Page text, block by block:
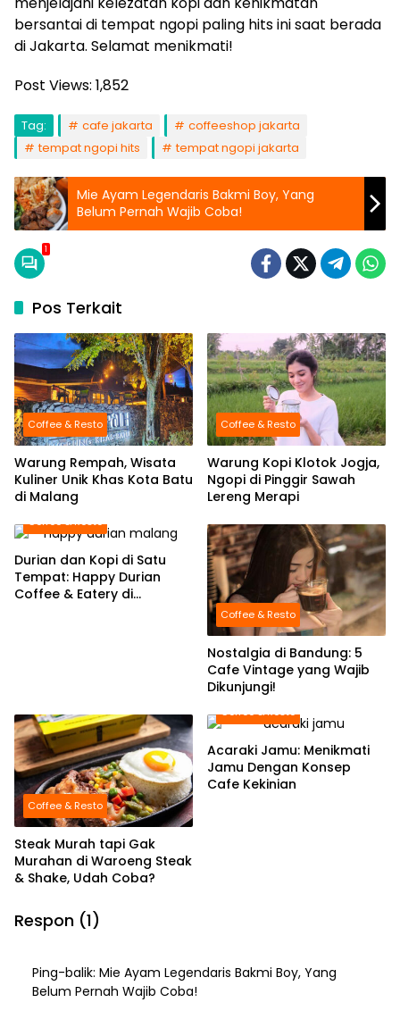
bersantai di tempat ngopi paling hits ini saat berada
di Jakarta. Selamat menikmati!
Post Views: 1,852
Tag: cafe jakarta
coffeeshop jakarta
tempat ngopi hits
tempat ngopi jakarta
Mie Ayam Legendaris Bakmi Boy, Yang
Belum Pernah Wajib Coba!
1
Pos Terkait
Coffee & Resto
Warung Rempah, Wisata
Kuliner Unik Khas Kota Batu
di Malang
Coffee & Resto
Warung Kopi Klotok Jogja,
Ngopi di Pinggir Sawah
Lereng Merapi
Coffee & Resto
Durian dan Kopi di Satu
Tempat: Happy Durian
Coffee & Eatery di
Coffee & Resto
Nostalgia di Bandung: 5
Cafe Vintage yang Wajib
Dikunjungi!
Coffee & Resto
Steak Murah tapi Gak
Murahan di Waroeng Steak
& Shake, Udah Coba?
Coffee & Resto
Acaraki Jamu: Menikmati
Jamu Dengan Konsep
Cafe Kekinian
Respon (1)
Ping-balik: Mie Ayam Legendaris Bakmi Boy, Yang
Belum Pernah Wajib Coba!